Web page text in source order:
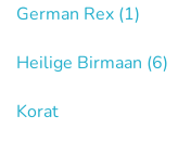
German Rex (1)
Heilige Birmaan (6)
Korat